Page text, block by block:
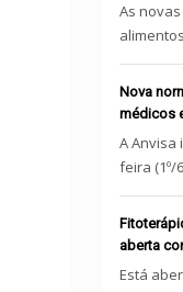
As
Nova
médicos
A
feira (1º/
aberta
Está